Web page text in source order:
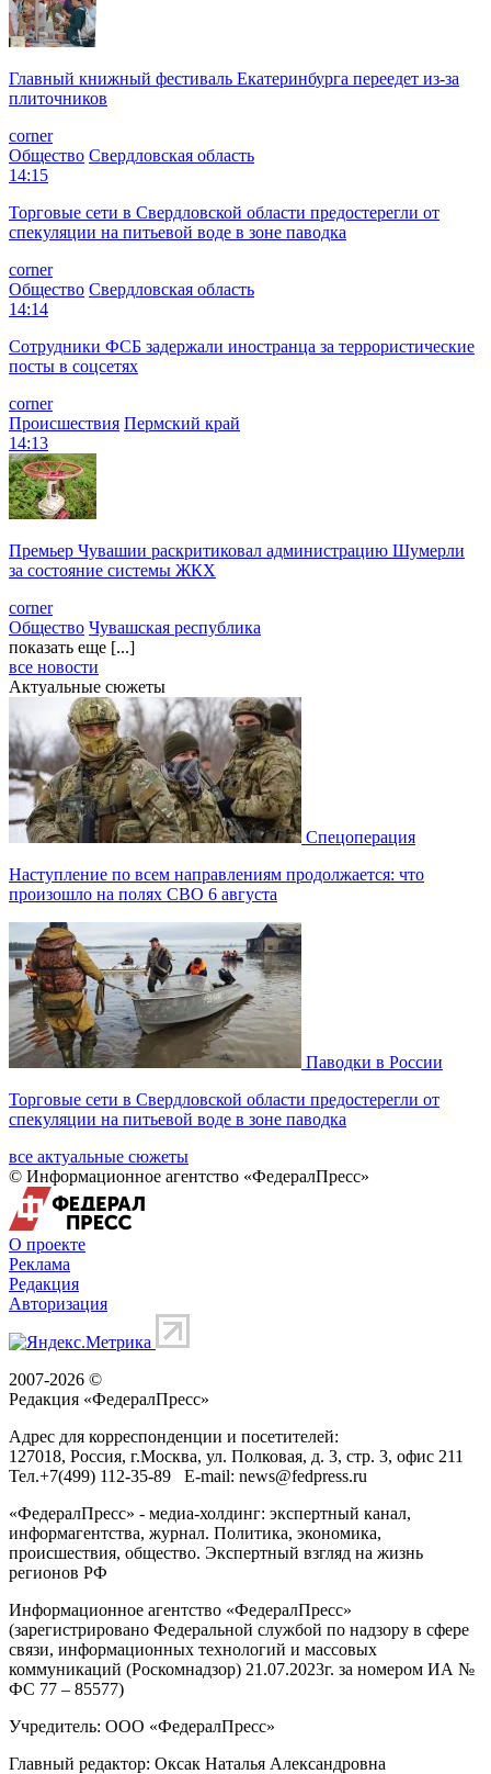
Главный книжный фестиваль Екатеринбурга переедет из-за
плиточников
corner
Общество Свердловская область
14:15
Торговые сети в Свердловской области предостерегли от
спекуляции на питьевой воде в зоне паводка
corner
Общество Свердловская область
14:14
Сотрудники ФСБ задержали иностранца за террористические
посты в соцсетях
corner
Происшествия Пермский край
14:13
Премьер Чувашии раскритиковал администрацию Шумерли
за состояние системы ЖКХ
corner
Общество Чувашская республика
показать еще [...]
все новости
Актуальные сюжеты
Спецоперация
Наступление по всем направлениям продолжается: что
произошло на полях СВО 6 августа
Паводки в России
Торговые сети в Свердловской области предостерегли от
спекуляции на питьевой воде в зоне паводка
все актуальные сюжеты
© Информационное агентство «ФедералПресс»
О проекте
Реклама
Редакция
Авторизация
2007-2026 ©
Редакция «ФедералПресс»
Адрес для корреспонденции и посетителей:
127018, Россия, г.Москва, ул. Полковая, д. 3, стр. 3, офис 211
Тел.+7(499) 112-35-89 E-mail: news@fedpress.ru
«ФедералПресс» - медиа-холдинг: экспертный канал,
информагентства, журнал. Политика, экономика,
происшествия, общество. Экспертный взгляд на жизнь
регионов РФ
Информационное агентство «ФедералПресс»
(зарегистрировано Федеральной службой по надзору в сфере
связи, информационных технологий и массовых
коммуникаций (Роскомнадзор) 21.07.2023г. за номером ИА №
ФС 77 – 85577)
Учредитель: ООО «ФедералПресс»
Главный редактор: Оксак Наталья Александровна